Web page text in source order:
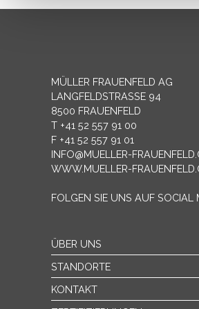
MÜLLER FRAUENFELD AG
LANGFELDSTRASSE 94
8500 FRAUENFELD
T +41 52 557 91 00
F +41 52 557 91 01
INFO@MUELLER-
WWW.MUELLER-
FOLGEN SIE UNS AUF SOCIAL
ÜBER UNS
STANDORTE
KONTAKT